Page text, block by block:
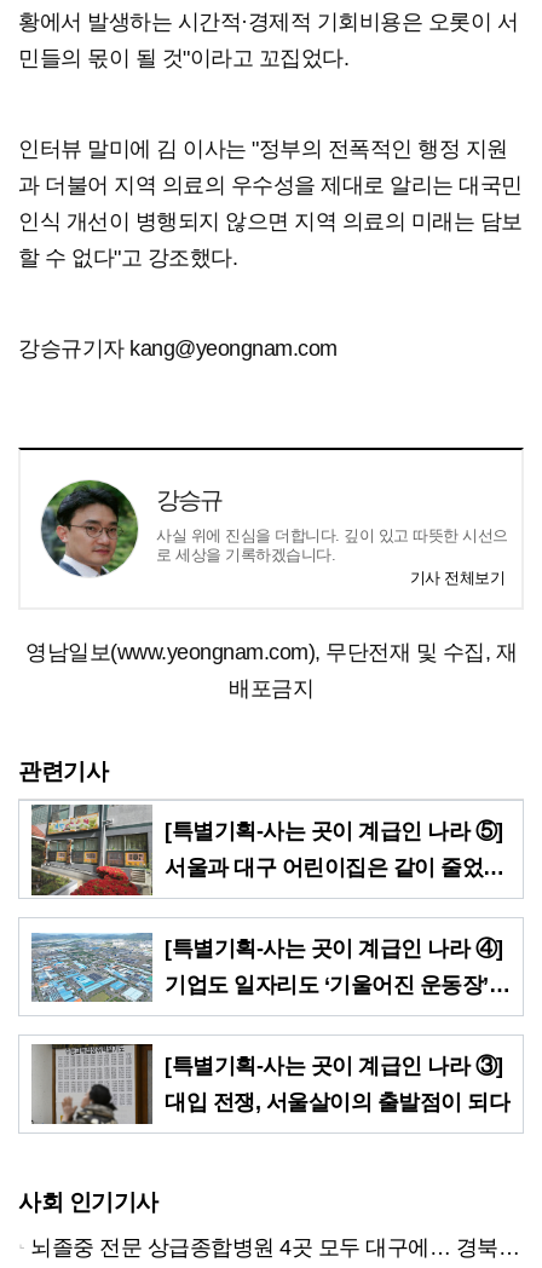
황에서 발생하는 시간적·경제적 기회비용은 오롯이 서
민들의 몫이 될 것"이라고 꼬집었다.
인터뷰 말미에 김 이사는 "정부의 전폭적인 행정 지원
과 더불어 지역 의료의 우수성을 제대로 알리는 대국민
인식 개선이 병행되지 않으면 지역 의료의 미래는 담보
할 수 없다"고 강조했다.
강승규기자 kang@yeongnam.com
강승규
사실 위에 진심을 더합니다. 깊이 있고 따뜻한 시선으
로 세상을 기록하겠습니다.
기사 전체보기
영남일보(www.yeongnam.com), 무단전재 및 수집, 재
배포금지
관련기사
[특별기획-사는 곳이 계급인 나라 ⑤]
서울과 대구 어린이집은 같이 줄었는
데 격차는 더 커져
[특별기획-사는 곳이 계급인 나라 ④]
기업도 일자리도 ‘기울어진 운동장’…
수도권행 티켓이 ‘생존권’
[특별기획-사는 곳이 계급인 나라 ③]
대입 전쟁, 서울살이의 출발점이 되다
사회 인기기사
뇌졸중 전문 상급종합병원 4곳 모두 대구에… 경북은 골든타임 사각지대